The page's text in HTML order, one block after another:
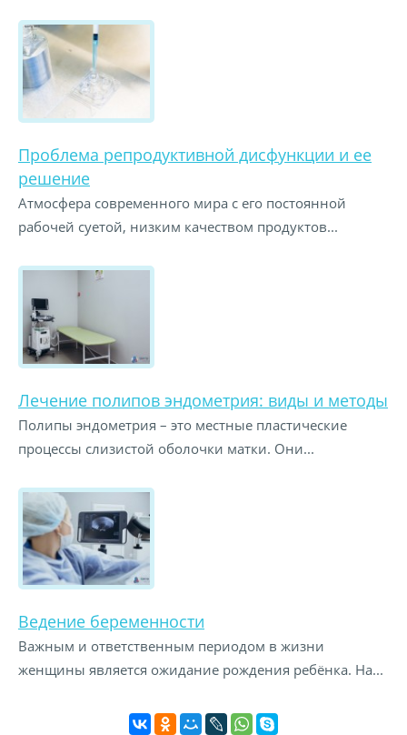
Проблема репродуктивной дисфункции и ее
решение
Атмосфера современного мира с его постоянной
рабочей суетой, низким качеством продуктов...
Лечение полипов эндометрия: виды и методы
Полипы эндометрия – это местные пластические
процессы слизистой оболочки матки. Они...
Ведение беременности
Важным и ответственным периодом в жизни
женщины является ожидание рождения ребёнка. На...